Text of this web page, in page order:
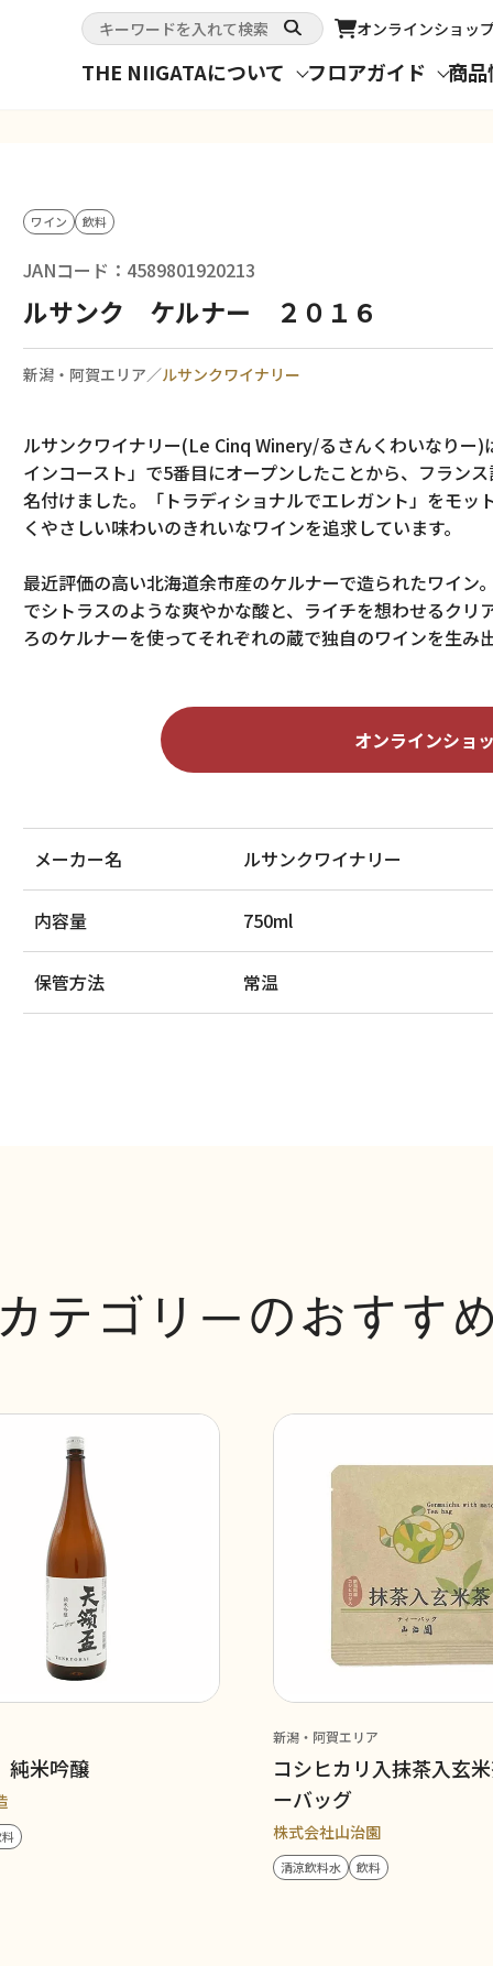
オンラインショッ
THE NIIGATAについて フロアガイド 商
ワイン 飲料
JANコード：4589801920213
ルサンク ケルナー ２０１６
新潟・阿賀エリア／ルサンクワイナリー
ルサンクワイナリー(Le Cinq Winery/るさんくわいなりー
インコースト」で5番目にオープンしたことから、フラン
名付けました。「トラディショナルでエレガント」をモ
くやさしい味わいのきれいなワインを追求しています。
最近評価の高い北海道余市産のケルナーで造られたワイ
でシトラスのような爽やかな酸と、ライチを想わせるク
ろのケルナーを使ってそれぞれの蔵で独自のワインを生み
オンラインショ
メーカー名 ルサンクワイナリー
内容量 750ml
保管方法 常温
テゴリーのおすす
米吟醸
新潟・阿賀エリア
コシヒカリ入抹茶入玄
ーバッグ
株式会社山治園
清涼飲料水 飲料